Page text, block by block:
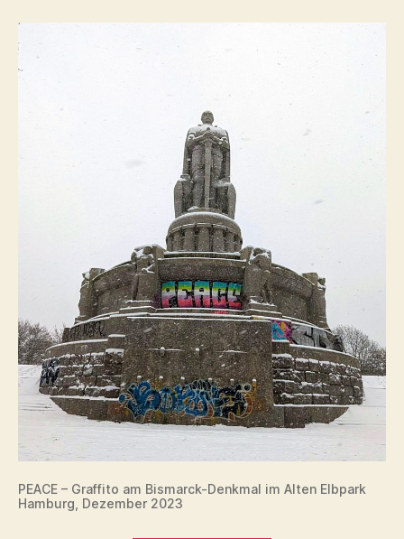
PEACE – Graffito am Bismarck-Denkmal im Alten Elbpark
Hamburg, Dezember 2023